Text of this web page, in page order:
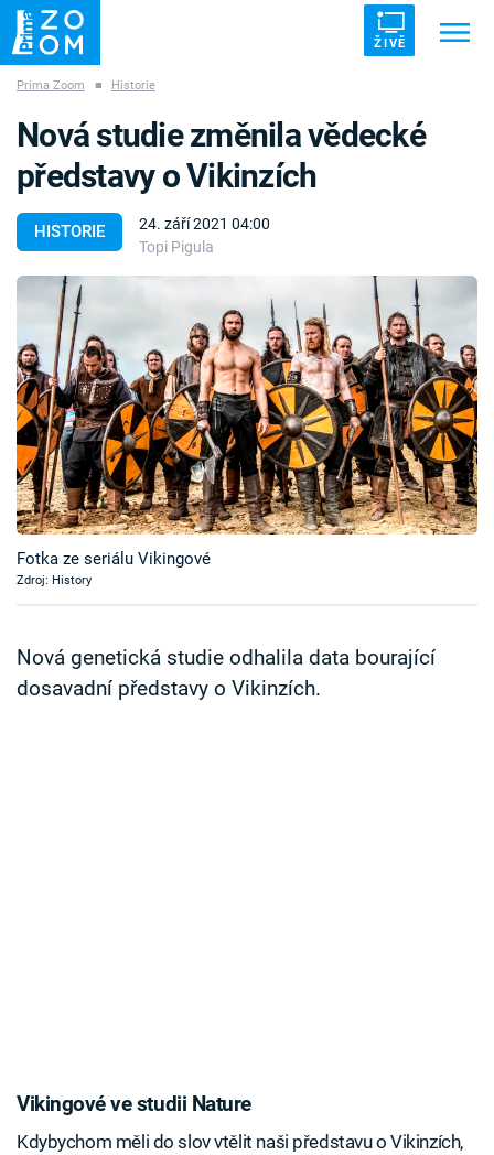
ŽIVĚ
ZÁHADY VETŘELCI DÁVNOVĚKU
Témata
Témata
Pořady
TV Program
Časopis
Sledujte prima+
Prima Zoom ■ Historie
HISTORIE
24. září 2021 04:00
Topi Pigula
Nová studie změnila vědecké
představy o Vikinzích
Fotka ze seriálu Vikingové
Zdroj: History
Nová genetická studie odhalila data bourající
dosavadní představy o Vikinzích.
Vikingové ve studii Nature
Kdybychom měli do slov vtělit naši představu o Vikinzích,